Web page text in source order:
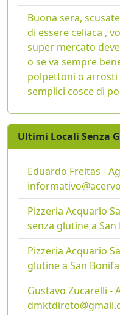
Buona sera,
di essere celiaca ,
super mercato
o se va sempre
polpettoni o
semplici cosce di
Ultimi Locali Senza
Eduardo Freitas -
Pizzeria Acquario
senza glutine a San
Pizzeria Acquario
glutine a San
Gustavo Zucarelli -